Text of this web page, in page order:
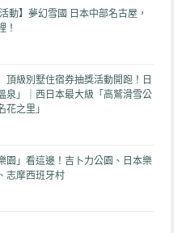
動】夢幻雪國 日本中部名古屋，
！
頂級別墅住宿券抽獎活動開跑！日
泉」｜西日本最大級「高鷲滑雪公
花之里」
園」看這邊！吉卜力公園、日本樂
志摩西班牙村